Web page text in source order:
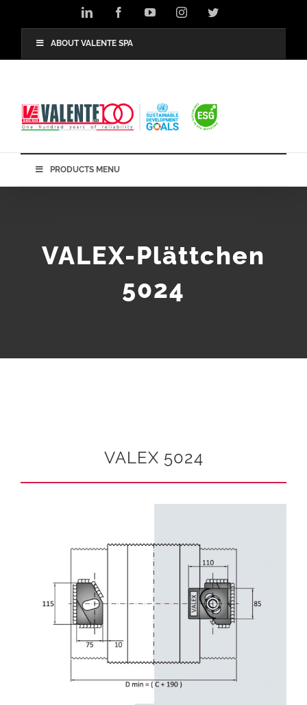
LinkedIn FacebookYouTubeInstagramTwitter
ABOUT VALENTE SPA
PRODUCTS MENU
VALEX-Plättchen
5024
VALEX 5024